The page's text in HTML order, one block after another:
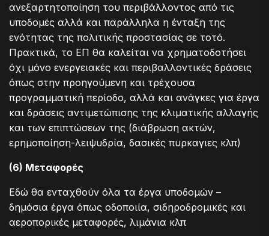
ανεξαρτητοποίηση του περιβάλλοντος από τις
υποδομές αλλά και παράλληλα η ένταξη της
ενότητας της πολιτικής προστασίας σε τοτό.
Πρακτικά, το ΕΠ θα καλείται να χρηματοδοτήσει
όχι μόνο ενεργειακές και περιβαλλοντικές δράσεις
όπως στην προηγούμενη και τρέχουσα
προγραμματική περίοδο, αλλά και ανάγκες για έργα
και δράσεις αντιμετώπισης της κλιματικής αλλαγής
και των επιπτώσεων της (διάβρωση ακτών,
ερημοποίηση-λειψυδρία, δασικές πυρκαγιες κλπ)
(6) Μεταφορές
Εδώ θα ενταχθούν όλα τα έργα υποδομών –
δημόσια έργα όπως οδοποιία, σιδηροδρομικές και
αεροπορικές μεταφορές, λιμάνια κλπ